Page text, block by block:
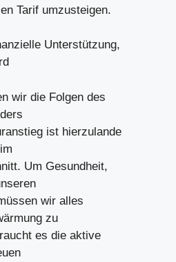
Tarif umzusteigen.
Unterstützung,
wir die Folgen des
ist hierzulande
Um Gesundheit,
wir alles
zu
es die aktive